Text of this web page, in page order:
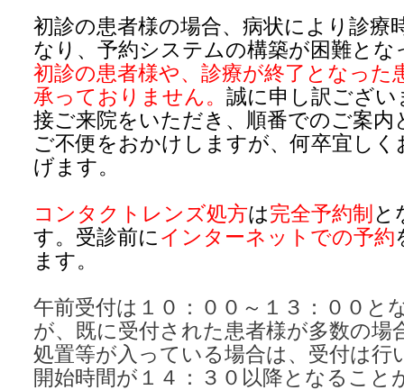
初診の患者様の場合、病状により診療
なり、予約システムの構築が困難とな
初診の患者様や、診療が終了となった
承っておりません。誠に申し訳ござい
接ご来院をいただき、順番でのご案内
ご不便をおかけしますが、何卒宜しく
げます。
コンタクトレンズ処方は完全予約制 と
す。受診前に インターネット での予約
ます。
午前受付は１０：００～１３：００と
が、既に受付された患者様が多数の場
処置等が入っている場合は、受付は行
開始時間が１４：３０以降となること